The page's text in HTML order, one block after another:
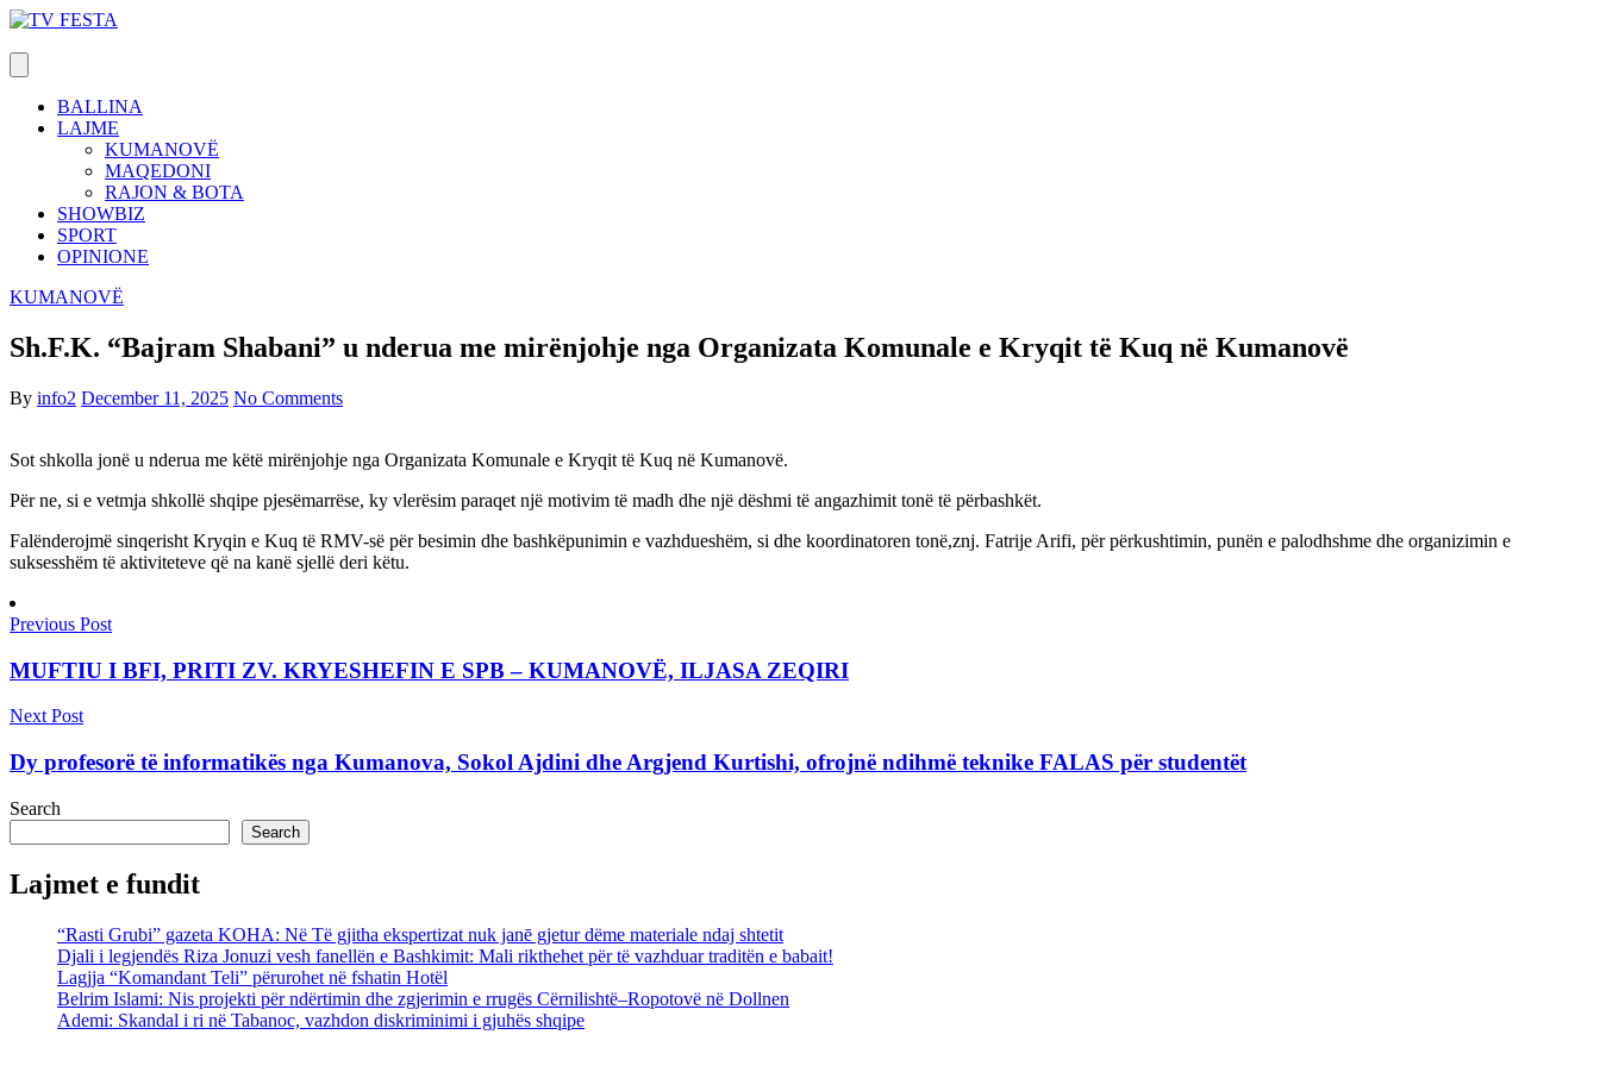
Skip
content
BALLINA
LAJME
KUMANOVË
MAQEDONI
RAJON & BOTA
SHOWBIZ
SPORT
OPINIONE
KUMANOVË
Sh.F.K. “Bajram Shabani” u nderua me mirënjohje nga Organizata Komunale e Kryqit të Kuq në Kumanovë
By info2 December 11, 2025 No Comments
Sot shkolla jonë u nderua me këtë mirënjohje nga Organizata Komunale e Kryqit të Kuq në Kumanovë.
Për ne, si e vetmja shkollë shqipe pjesëmarrëse, ky vlerësim paraqet një motivim të madh dhe një dëshmi të angazhimit tonë të përbashkët.
Falënderojmë sinqerisht Kryqin e Kuq të RMV-së për besimin dhe bashkëpunimin e vazhdueshëm, si dhe koordinatoren tonë,znj. Fatrije Arifi, për përkushtimin, punën e palodhshme dhe organizimin e
suksesshëm të aktiviteteve që na kanë sjellë deri këtu.
Previous Post
MUFTIU I BFI, PRITI ZV. KRYESHEFIN E SPB – KUMANOVË, ILJASA ZEQIRI
Next Post
Dy profesorë të informatikës nga Kumanova, Sokol Ajdini dhe Argjend Kurtishi, ofrojnë ndihmë teknike FALAS për studentët
Search
Search
Lajmet e fundit
“Rasti Grubi” gazeta KOHA: Në Të gjitha ekspertizat nuk janē gjetur dëme materiale ndaj shtetit
Djali i legjendës Riza Jonuzi vesh fanellën e Bashkimit: Mali rikthehet për të vazhduar traditën e babait!
Lagjja “Komandant Teli” përurohet në fshatin Hotël
Belrim Islami: Nis projekti për ndërtimin dhe zgjerimin e rrugës Cërnilishtë–Ropotovë në Dollnen
Ademi: Skandal i ri në Tabanoc, vazhdon diskriminimi i gjuhës shqipe